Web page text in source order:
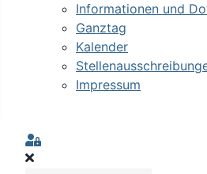
Informationen und
Ganztag
Kalender
Impressum
Sign In